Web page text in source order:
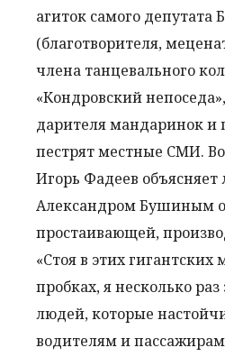
агиток самого депутата
(благотворителя,
члена танцевального
«Кондровский
дарителя мандаринок и
пестрят местные СМИ.
Игорь Фадеев объясняет
Александром Бушиным
простаивающей,
«Стоя в этих гигантских
пробках, я несколько
людей, которые
водителям и